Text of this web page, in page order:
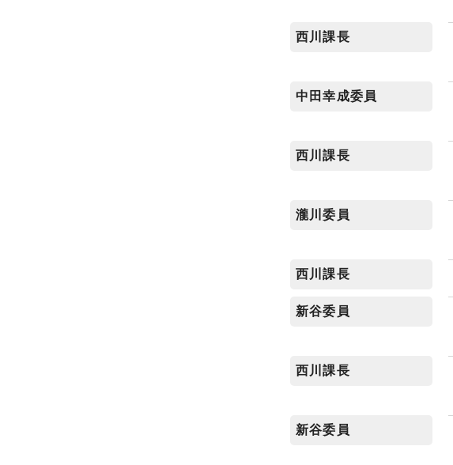
西川課長
中田幸成委員
西川課長
瀧川委員
西川課長
新谷委員
西川課長
新谷委員